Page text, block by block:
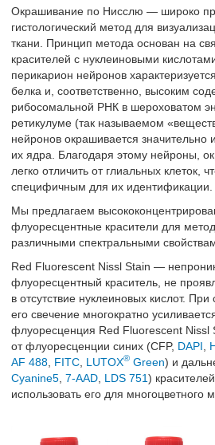
Окрашивание по Нисслю — широко
гистологический метод для
ткани. Принцип метода основан на
красителей с нуклеиновыми
перикарион нейронов
белка и, соответственно, высоким
рибосомальной РНК в шероховатом
ретикулуме (так называемом
нейронов окрашивается значительно
их ядра. Благодаря этому нейроны,
легко отличить от глиальных клеток,
специфичным для их идентификации.
Мы предлагаем
флуоресцентные красители для
различными спектральными
Red Fluorescent Nissl Stain —
флуоресцентный краситель, не
в отсутствие нуклеиновых кислот.
его свечение многократно
флуоресценция Red Fluorescent Nissl
от флуоресценции синих (CFP, DAPI
AF 488 FITC LUTOX® Green) и
Cyanine5 7-AAD LDS 751)
использовать его для многоцветного